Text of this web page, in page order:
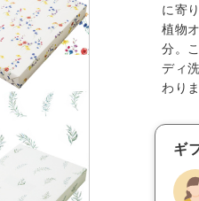
に寄
植物
分。
ディ
わり
ギ